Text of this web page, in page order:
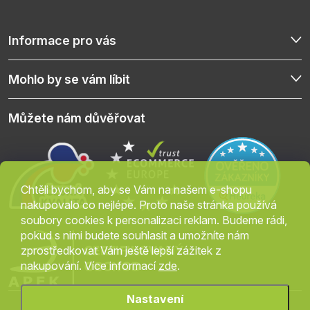
Chtěli bychom, aby se Vám na našem e-shopu
nakupovalo co nejlépe. Proto naše stránka používá
soubory cookies k personalizaci reklam. Budeme rádi,
pokud s nimi budete souhlasit a umožníte nám
zprostředkovat Vám ještě lepší zážitek z
nakupování. Více informací zde.
Nastavení
Informace pro vás
Mohlo by se vám líbit
Můžete nám důvěřovat